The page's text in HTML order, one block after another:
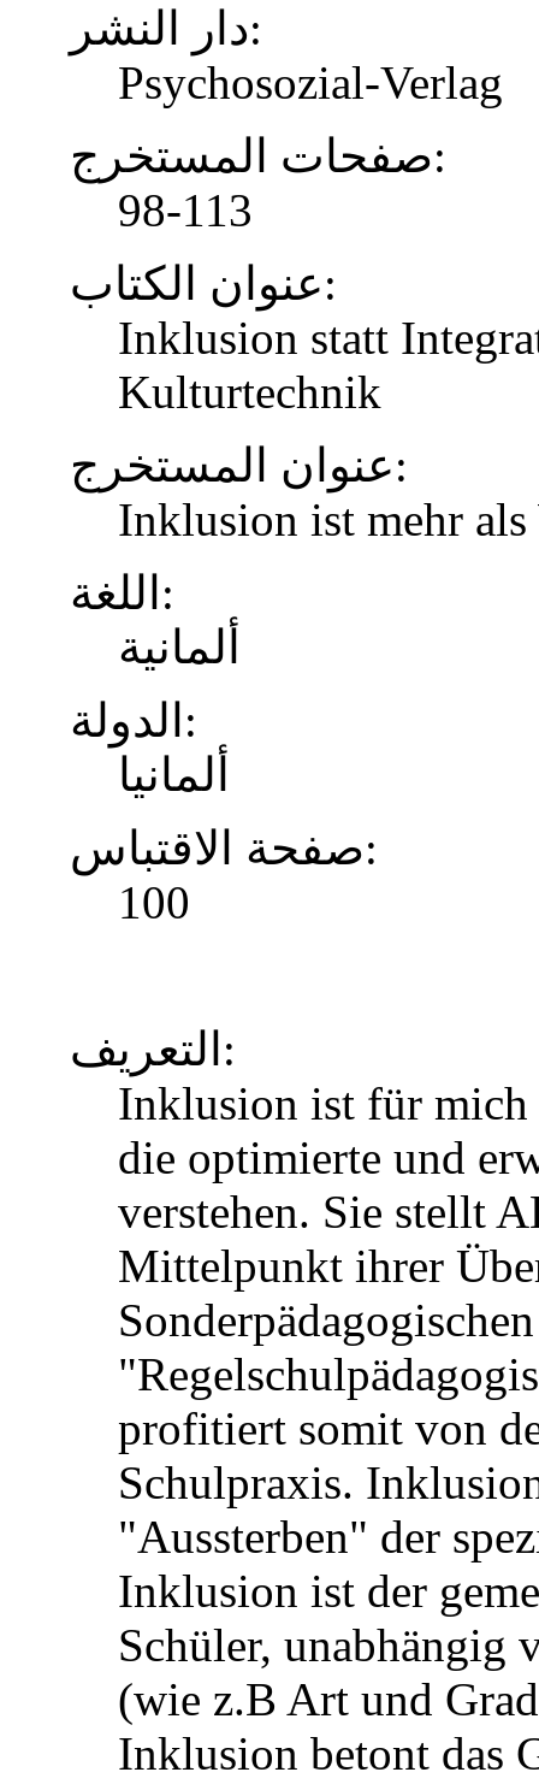
دار النشر:
Psychosozial-Verlag
صفحات المستخرج:
98-113
عنوان الكتاب:
Inklusion statt
Kulturtechnik
عنوان المستخرج:
Inklusion ist mehr
اللغة:
ألمانية
الدولة:
ألمانيا
صفحة الاقتباس:
100
التعريف:
Inklusion ist für mich
die optimierte und
verstehen. Sie stellt
Mittelpunkt ihrer
profitiert somit von
Schulpraxis.
"Aussterben" der
Inklusion ist der
Schüler, unabhängig
(wie z.B Art und
Inklusion betont das